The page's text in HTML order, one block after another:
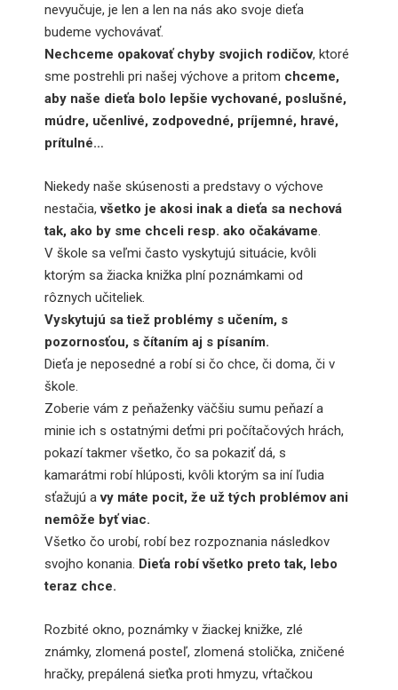
nevyučuje, je len a len na nás ako svoje dieťa
budeme vychovávať.
Nechceme opakovať chyby svojich rodičov, ktoré
sme postrehli pri našej výchove a pritom chceme,
aby naše dieťa bolo lepšie vychované, poslušné,
múdre, učenlivé, zodpovedné, príjemné, hravé,
prítulné…
Niekedy naše skúsenosti a predstavy o výchove
nestačia,všetko je akosi inak a dieťa sa nechová
tak, ako by sme chceli resp. ako očakávame.
V škole sa veľmi často vyskytujú situácie, kvôli
ktorým sa žiacka knižka plní poznámkami od
rôznych učiteliek.
Vyskytujú sa tiež problémy s učením, s
pozornosťou, s čítaním aj s písaním.
Dieťa je neposedné a robí si čo chce, či doma, či v
škole.
Zoberie vám z peňaženky väčšiu sumu peňazí a
minie ich s ostatnými deťmi pri počítačových hrách,
pokazí takmer všetko, čo sa pokaziť dá, s
kamarátmi robí hlúposti, kvôli ktorým sa iní ľudia
sťažujú avy máte pocit, že už tých problémov ani
nemôže byť viac.
Všetko čo urobí, robí bez rozpoznania následkov
svojho konania. Dieťa robí všetko preto tak, lebo
teraz chce.
Rozbité okno, poznámky v žiackej knižke, zlé
známky, zlomená posteľ, zlomená stolička, zničené
hračky, prepálená sieťka proti hmyzu, vŕtačkou